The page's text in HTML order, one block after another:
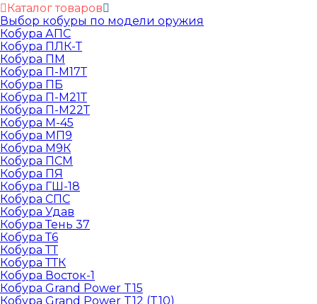
Каталог товаров
Выбор кобуры по модели оружия
Кобура АПС
Кобура ПЛК-Т
Кобура ПМ
Кобура П-М17Т
Кобура ПБ
Кобура П-М21Т
Кобура П-М22Т
Кобура М-45
Кобура МП9
Кобура М9К
Кобура ПСМ
Кобура ПЯ
Кобура ГШ-18
Кобура СПС
Кобура Удав
Кобура Тень 37
Кобура Т6
Кобура ТТ
Кобура ТТК
Кобура Восток-1
Кобура Grand Power T15
Кобура Grand Power T12 (T10)